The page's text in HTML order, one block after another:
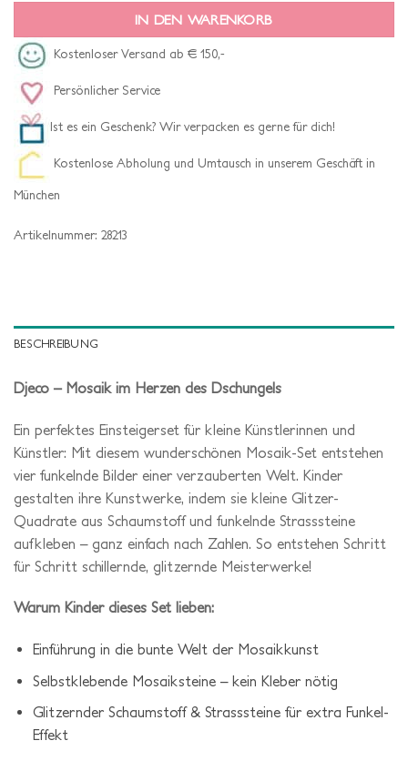
IN DEN WARENKORB
Kostenloser Versand ab € 150,-
Persönlicher Service
Ist es ein Geschenk? Wir verpacken es gerne für dich!
Kostenlose Abholung und Umtausch in unserem Geschäft in
München
Artikelnummer: 28213
BESCHREIBUNG
Djeco – Mosaik im Herzen des Dschungels
Ein perfektes Einsteigerset für kleine Künstlerinnen und
Künstler: Mit diesem wunderschönen Mosaik-Set entstehen
vier funkelnde Bilder einer verzauberten Welt. Kinder
gestalten ihre Kunstwerke, indem sie kleine Glitzer-
Quadrate aus Schaumstoff und funkelnde Strasssteine
aufkleben – ganz einfach nach Zahlen. So entstehen Schritt
für Schritt schillernde, glitzernde Meisterwerke!
Warum Kinder dieses Set lieben:
Einführung in die bunte Welt der Mosaikkunst
Selbstklebende Mosaiksteine – kein Kleber nötig
Glitzernder Schaumstoff & Strasssteine für extra Funkel-
Effekt